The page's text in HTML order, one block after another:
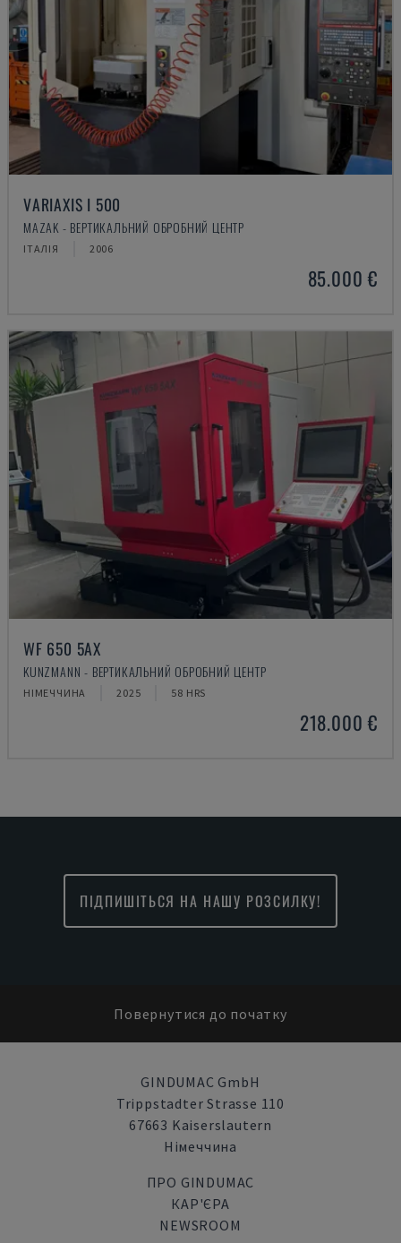
VARIAXIS I 500
MAZAK - ВЕРТИКАЛЬНИЙ ОБРОБНИЙ ЦЕНТР
ІТАЛІЯ 2006
85.000 €
WF 650 5AX
KUNZMANN - ВЕРТИКАЛЬНИЙ ОБРОБНИЙ ЦЕНТР
НІМЕЧЧИНА 2025 58 HRS
218.000 €
ПІДПИШІТЬСЯ НА НАШУ РОЗСИЛКУ!
Повернутися до початку
GINDUMAC GmbH
Trippstadter Strasse 110
67663 Kaiserslautern
Німеччина
ПРО GINDUMAC
КАР'ЄРА
NEWSROOM